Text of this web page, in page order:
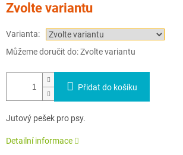
cena:
Zvolte variantu
Varianta:
Můžeme doručit do:Zvolte variantu
Přidat do košíku
Jutový pešek pro psy.
Detailní informace